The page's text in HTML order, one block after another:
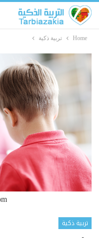
Home تربية ذكية
تربية ذكية